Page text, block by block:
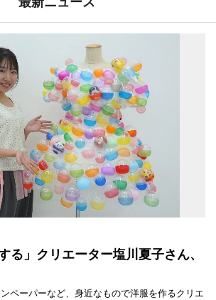
る」クリエーター塩川夏子さん、
ペーパーなど、身近なもので洋服を作るクリエ